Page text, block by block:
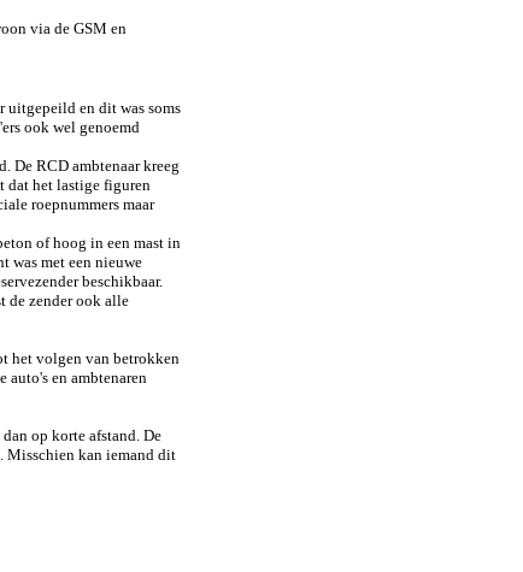
via de GSM en
uitgepeild en dit was soms
ook wel genoemd
De RCD ambtenaar kreeg
dat het lastige figuren
roepnummers maar
of hoog in een mast in
was met een nieuwe
beschikbaar.
de zender ook alle
het volgen van betrokken
auto's en ambtenaren
op korte afstand. De
Misschien kan iemand dit